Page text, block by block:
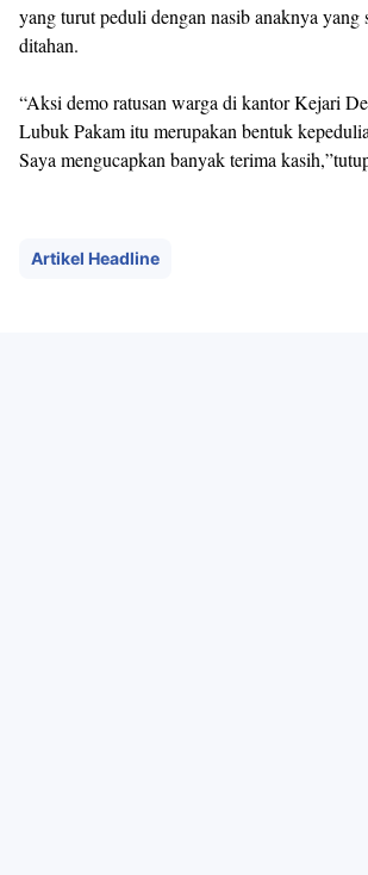
yang turut peduli dengan nasib anaknya yang
ditahan.
“Aksi demo ratusan warga di kantor Kejari
Lubuk Pakam itu merupakan bentuk
Saya mengucapkan banyak terima
Artikel Headline